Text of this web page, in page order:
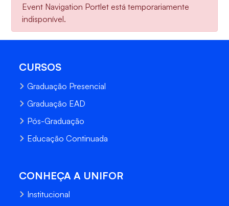
Event Navigation Portlet está temporariamente
indisponível.
CURSOS
Graduação Presencial
Graduação EAD
Pós-Graduação
Educação Continuada
CONHEÇA A UNIFOR
Institucional